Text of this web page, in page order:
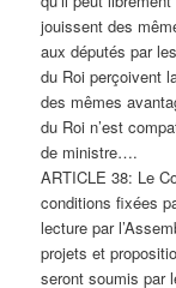
jouissent des
aux députés par
du Roi perçoivent
des mêmes
du Roi n’est
de ministre….
ARTICLE 38: Le
conditions fixées
lecture par
projets et
seront soumis par